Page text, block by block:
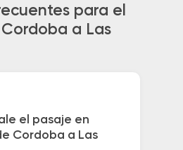
para el
a Las
el pasaje en
Cordoba a Las